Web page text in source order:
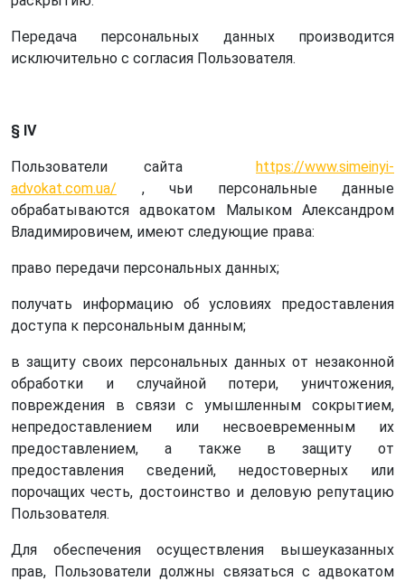
Передача персональных данных производится
исключительно с согласия Пользователя.
§ IV
Пользователи сайта https://www.simeinyi-
advokat.com.ua/ , чьи персональные данные
обрабатываются адвокатом Малыком Александром
Владимировичем, имеют следующие права:
право передачи персональных данных;
получать информацию об условиях предоставления
доступа к персональным данным;
в защиту своих персональных данных от незаконной
обработки и случайной потери, уничтожения,
повреждения в связи с умышленным сокрытием,
непредоставлением или несвоевременным их
предоставлением, а также в защиту от
предоставления сведений, недостоверных или
порочащих честь, достоинство и деловую репутацию
Пользователя.
Для обеспечения осуществления вышеуказанных
прав, Пользователи должны связаться с адвокатом